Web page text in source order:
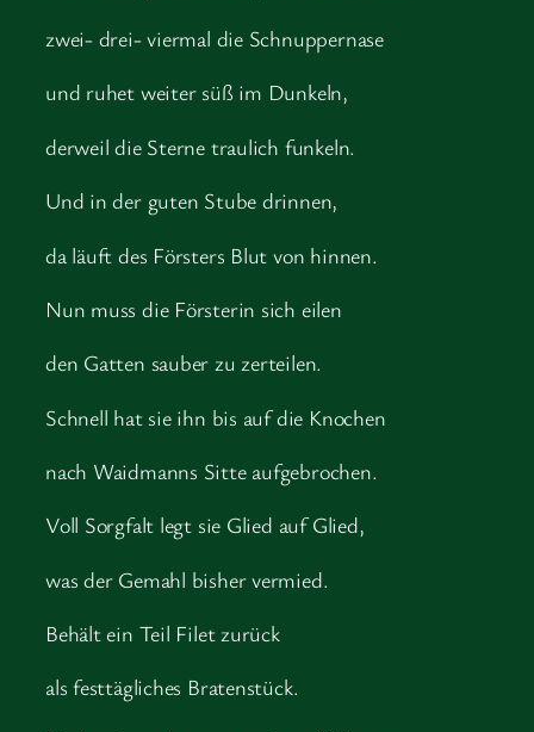
zwei- drei- viermal die Schnuppernase
und ruhet weiter süß im Dunkeln,
derweil die Sterne traulich funkeln.
Und in der guten Stube drinnen,
da läuft des Försters Blut von hinnen.
Nun muss die Försterin sich eilen
den Gatten sauber zu zerteilen.
Schnell hat sie ihn bis auf die Knochen
nach Waidmanns Sitte aufgebrochen.
Voll Sorgfalt legt sie Glied auf Glied,
was der Gemahl bisher vermied.
Behält ein Teil Filet zurück
als festtägliches Bratenstück.